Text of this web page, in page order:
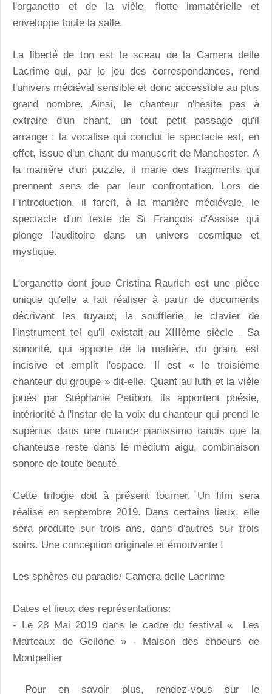
l'organetto et de la vièle, flotte immatérielle et
enveloppe toute la salle.
La liberté de ton est le sceau de la Camera delle
Lacrime qui, par le jeu des correspondances, rend
l'univers médiéval sensible et donc accessible au plus
grand nombre. Ainsi, le chanteur n'hésite pas à
extraire d'un chant, un tout petit passage qu'il
arrange : la vocalise qui conclut le spectacle est, en
effet, issue d'un chant du manuscrit de Manchester. A
la manière d'un puzzle, il marie des fragments qui
prennent sens de par leur confrontation. Lors de
l''introduction, il farcit, à la manière médiévale, le
spectacle d'un texte de St François d'Assise qui
plonge l'auditoire dans un univers cosmique et
mystique.
L'organetto dont joue Cristina Raurich est une pièce
unique qu'elle a fait réaliser à partir de documents
décrivant les tuyaux, la soufflerie, le clavier de
l'instrument tel qu'il existait au XIIIème siècle . Sa
sonorité, qui apporte de la matière, du grain, est
incisive et emplit l'espace. Il est « le troisième
chanteur du groupe » dit-elle. Quant au luth et la vièle
joués par Stéphanie Petibon, ils apportent poésie,
intériorité à l'instar de la voix du chanteur qui prend le
supérius dans une nuance pianissimo tandis que la
chanteuse reste dans le médium aigu, combinaison
sonore de toute beauté.
Cette trilogie doit à présent tourner. Un film sera
réalisé en septembre 2019. Dans certains lieux, elle
sera produite sur trois ans, dans d'autres sur trois
soirs. Une conception originale et émouvante !
Les sphères du paradis/ Camera delle Lacrime
Dates et lieux des représentations:
- Le 28 Mai 2019 dans le cadre du festival « Les
Marteaux de Gellone » - Maison des choeurs de
Montpellier
Pour en savoir plus, rendez-vous sur le